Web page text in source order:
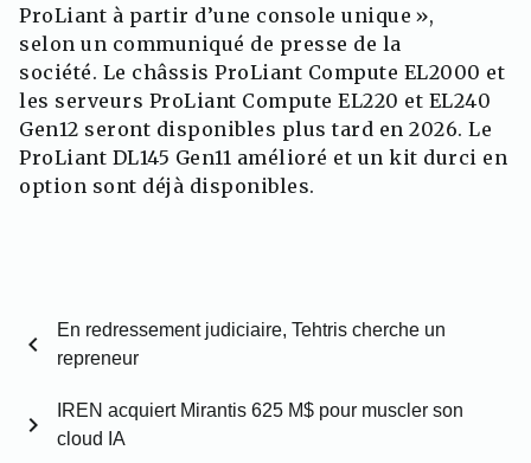
ProLiant à partir d’une console unique »,
selon un communiqué de presse de la
société. Le châssis ProLiant Compute EL2000 et
les serveurs ProLiant Compute EL220 et EL240
Gen12 seront disponibles plus tard en 2026. Le
ProLiant DL145 Gen11 amélioré et un kit durci en
option sont déjà disponibles.
chevron_left
En redressement judiciaire, Tehtris cherche un
repreneur
IREN acquiert Mirantis 625 M$ pour muscler son
cloud IA
chevron_right